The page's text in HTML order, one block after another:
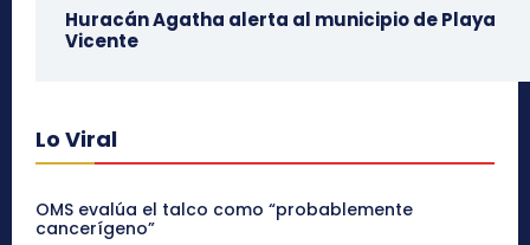
Huracán Agatha alerta al municipio de Playa
Vicente
Lo Viral
OMS evalúa el talco como “probablemente
cancerígeno”